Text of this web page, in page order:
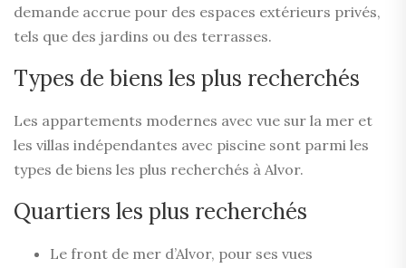
demande accrue pour des espaces extérieurs privés,
tels que des jardins ou des terrasses.
Types de biens les plus recherchés
Les appartements modernes avec vue sur la mer et
les villas indépendantes avec piscine sont parmi les
types de biens les plus recherchés à Alvor.
Quartiers les plus recherchés
Le front de mer d’Alvor, pour ses vues